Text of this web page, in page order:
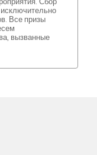
исключительно
Все призы
вызванные